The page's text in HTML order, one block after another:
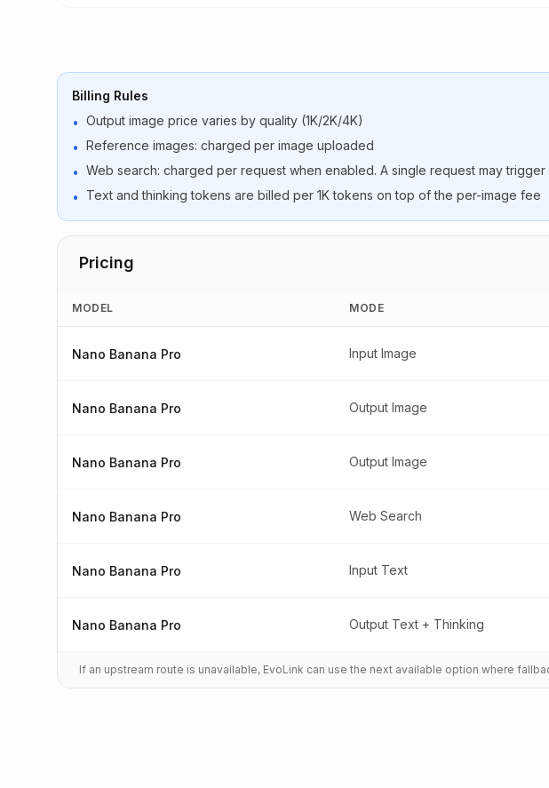
Billing Rules
• Output image price varies by quality (1K/2K/4K)
• Reference images: charged per image uploaded
• Web search: charged per request when enabled. A single request may trigger
•
Text and thinking tokens are billed per 1K tokens on top of the per-image fee
Pricing
MODEL MODE
Nano Banana Pro Input Image
Nano Banana Pro Output Image
Nano Banana Pro Output Image
Nano Banana Pro Web Search
Nano Banana Pro Input Text
Nano Banana Pro Output Text + Thinking
If an upstream route is unavailable, EvoLink can use the next available option where